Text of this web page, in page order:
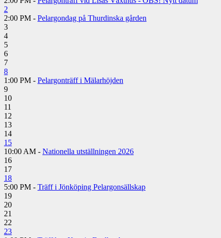
2
2:00 PM - Pelargondag på Thurdinska gården
3
4
5
6
7
8
1:00 PM - Pelargonträff i Mälarhöjden
9
10
11
12
13
14
15
10:00 AM - Nationella utställningen 2026
16
17
18
5:00 PM - Träff i Jönköping Pelargonsällskap
19
20
21
22
23